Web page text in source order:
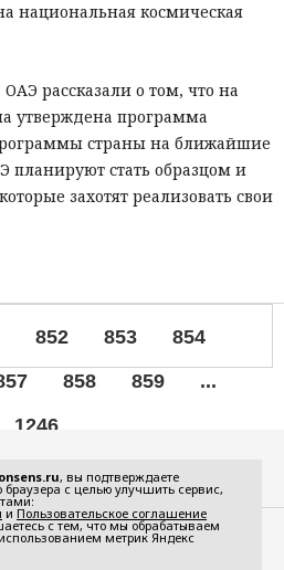
национальная космическая
рассказали о том, что на
утверждена программа
страны на ближайшие
планируют стать образцом и
захотят реализовать свои
852 853
854
858 859
...
1246
Реклама
, вы подтверждаете
с целью улучшить сервис,
и Пользовательское соглашение
с тем, что мы обрабатываем
метрик Яндекс